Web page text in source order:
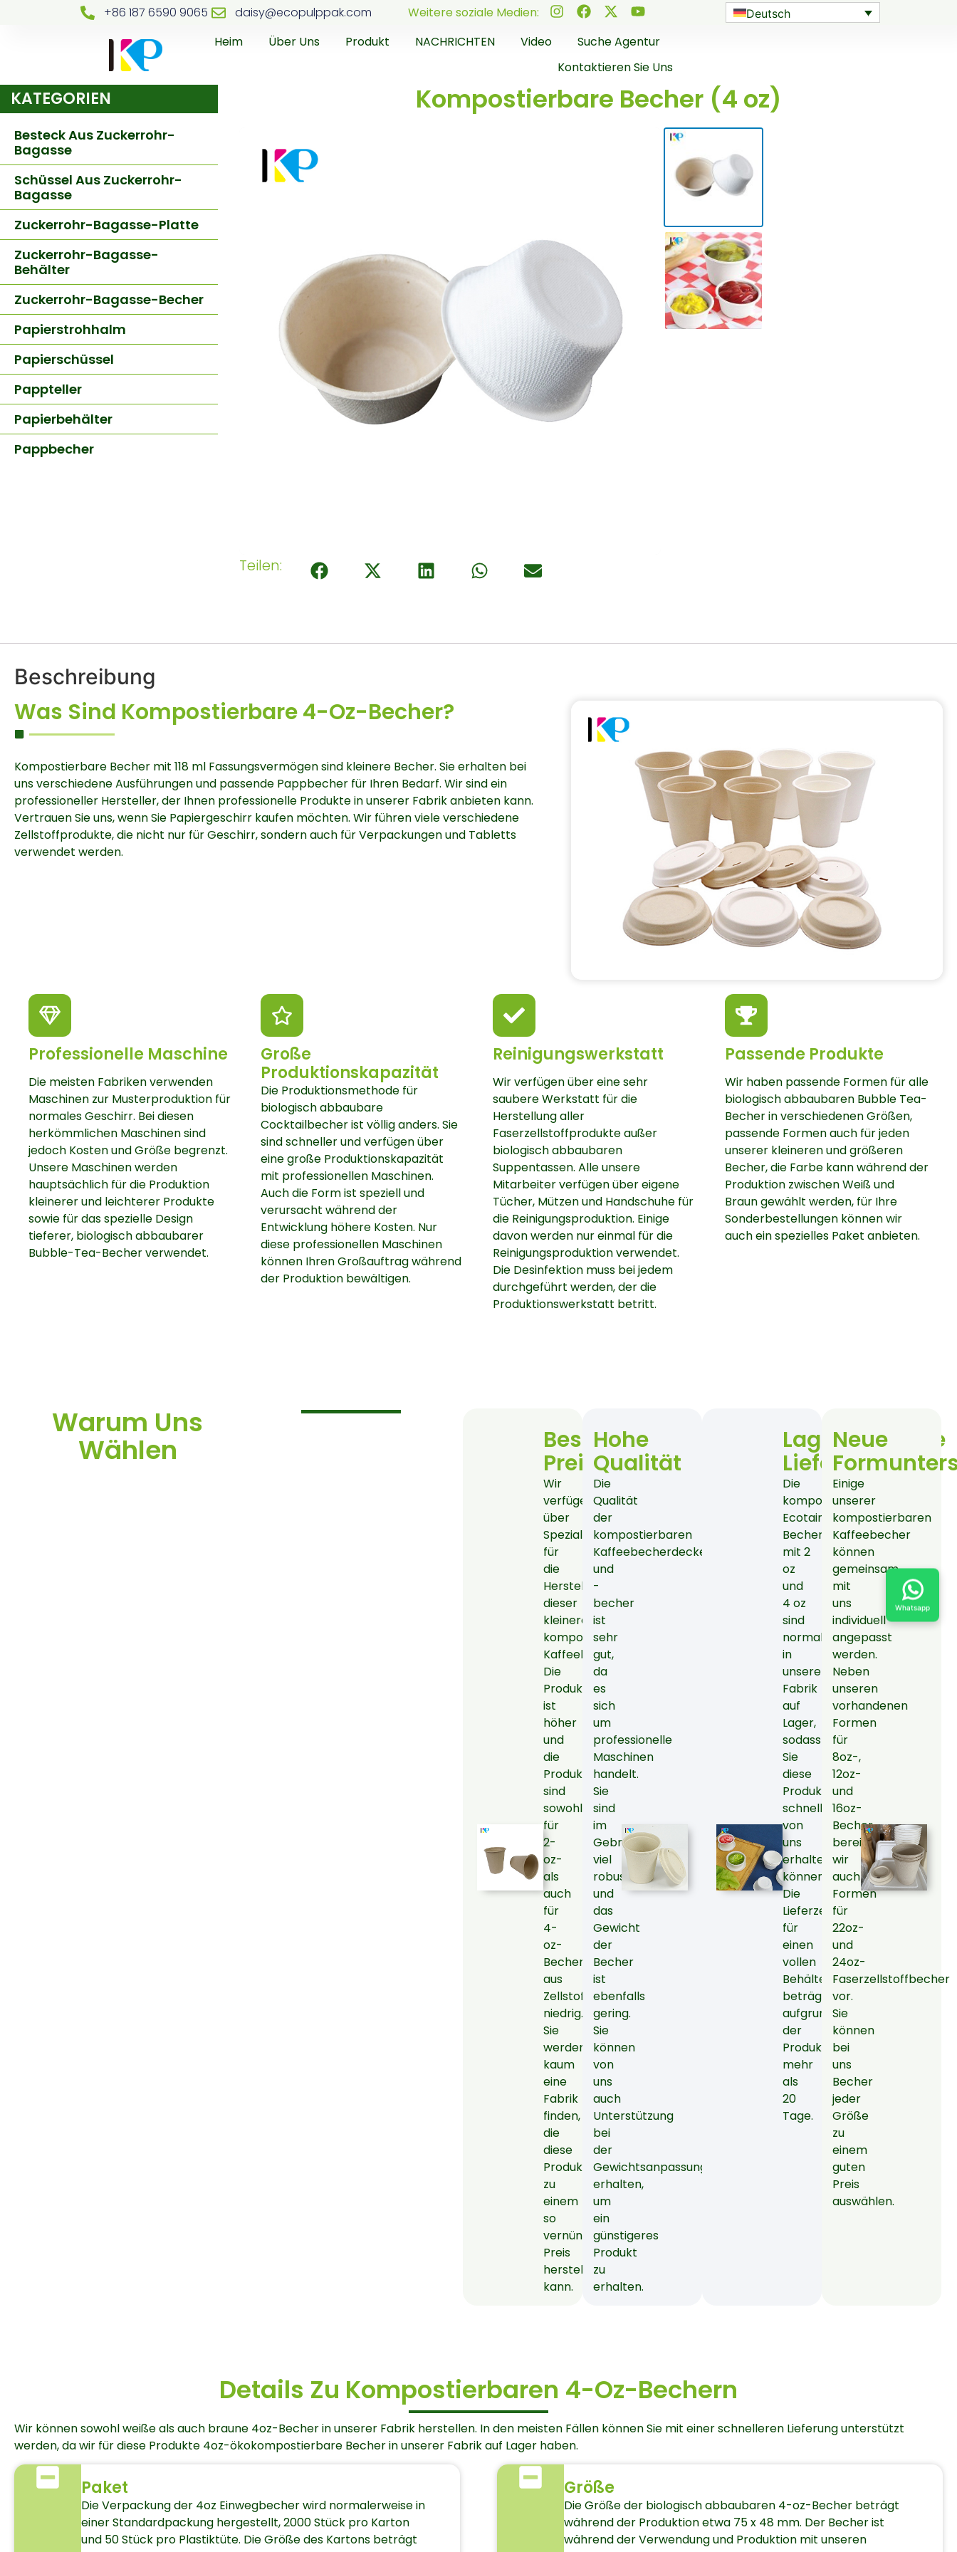
+86 187 6590 9065 daisy@ecopulppak.com Weitere soziale Medien: Deutsch
Heim Über Uns Produkt NACHRICHTEN Video
Suche Agentur
Kontaktieren Sie Uns
KATEGORIEN
Besteck Aus Zuckerrohr-
Bagasse
Schüssel Aus Zuckerrohr-
Bagasse
Zuckerrohr-Bagasse-Platte
Zuckerrohr-Bagasse-
Behälter
Zuckerrohr-Bagasse-Becher
Papierstrohhalm
Papierschüssel
Pappteller
Papierbehälter
Pappbecher
Kompostierbare Becher (4 oz)
Teilen:
Beschreibung
Was Sind Kompostierbare 4-Oz-Becher?
Kompostierbare Becher mit 118 ml Fassungsvermögen sind kleinere Becher. Sie erhalten bei
uns verschiedene Ausführungen und passende Pappbecher für Ihren Bedarf. Wir sind ein
professioneller Hersteller, der Ihnen professionelle Produkte in unserer Fabrik anbieten kann.
Vertrauen Sie uns, wenn Sie Papiergeschirr kaufen möchten. Wir führen viele verschiedene
Zellstoffprodukte, die nicht nur für Geschirr, sondern auch für Verpackungen und Tabletts
verwendet werden.
Professionelle Maschine
Die meisten Fabriken verwenden
Maschinen zur Musterproduktion für
normales Geschirr. Bei diesen
herkömmlichen Maschinen sind
jedoch Kosten und Größe begrenzt.
Unsere Maschinen werden
hauptsächlich für die Produktion
kleinerer und leichterer Produkte
sowie für das spezielle Design
tieferer, biologisch abbaubarer
Bubble-Tea-Becher verwendet.
Große
Produktionskapazität
Die Produktionsmethode für
biologisch abbaubare
Cocktailbecher ist völlig anders. Sie
sind schneller und verfügen über
eine große Produktionskapazität
mit professionellen Maschinen.
Auch die Form ist speziell und
verursacht während der
Entwicklung höhere Kosten. Nur
diese professionellen Maschinen
können Ihren Großauftrag während
der Produktion bewältigen.
Reinigungswerkstatt
Wir verfügen über eine sehr
saubere Werkstatt für die
Herstellung aller
Faserzellstoffprodukte außer
biologisch abbaubaren
Suppentassen. Alle unsere
Mitarbeiter verfügen über eigene
Tücher, Mützen und Handschuhe für
die Reinigungsproduktion. Einige
davon werden nur einmal für die
Reinigungsproduktion verwendet.
Die Desinfektion muss bei jedem
durchgeführt werden, der die
Produktionswerkstatt betritt.
Passende Produkte
Wir haben passende Formen für alle
biologisch abbaubaren Bubble Tea-
Becher in verschiedenen Größen,
passende Formen auch für jeden
unserer kleineren und größeren
Becher, die Farbe kann während der
Produktion zwischen Weiß und
Braun gewählt werden, für Ihre
Sonderbestellungen können wir
auch ein spezielles Paket anbieten.
Warum Uns
Wählen Besserer
Preis
Wir
verfügen
über
Spezialmaschinen
für
die
Herstellung
dieser
kleineren
kompostierbaren
Kaffeebecher.
Die
Produktionsgeschwindigkeit
ist
höher
und
die
Produktionskosten
sind
sowohl
für
2-
oz-
als
auch
für
4-
oz-
Becher
aus
Zellstoff
niedrig.
Sie
werden
kaum
eine
Fabrik
finden,
die
diese
Produktgröße
zu
einem
so
vernünftigen
Preis
herstellen
kann.
Hohe
Qualität
Die
Qualität
der
kompostierbaren
Kaffeebecherdeckel
und
-
becher
ist
sehr
gut,
da
es
sich
um
professionelle
Maschinen
handelt.
Sie
sind
im
Gebrauch
viel
robuster
und
das
Gewicht
der
Becher
ist
ebenfalls
gering.
Sie
können
von
uns
auch
Unterstützung
bei
der
Gewichtsanpassung
erhalten,
um
ein
günstigeres
Produkt
zu
erhalten.
Lagerbestände
Liefern
Die
kompostierbaren
Ecotainer-
Becher
mit 2
oz
und
4 oz
sind
normalerweise
in
unserer
Fabrik
auf
Lager,
sodass
Sie
diese
Produkte
schneller
von
uns
erhalten
können.
Die
Lieferzeit
für
einen
vollen
Behälter
beträgt
aufgrund
der
Produktion
mehr
als
20
Tage.
Neue
Einige
unserer
kompostierbaren
Kaffeebecher
können
gemeinsam
mit
uns
individuell
angepasst
werden.
Neben
unseren
vorhandenen
Formen
für
8oz-,
12oz-
und
16oz-
Becher
bereiten
wir
auch
Formen
für
22oz-
und
24oz-
Faserzellstoffbecher
vor.
Sie
können
bei
uns
Becher
jeder
Größe
zu
einem
guten
Preis
auswählen.
Details Zu Kompostierbaren 4-Oz-Bechern
Wir können sowohl weiße als auch braune 4oz-Becher in unserer Fabrik herstellen. In den meisten Fällen können Sie mit einer schnelleren Lieferung unterstützt
werden, da wir für diese Produkte 4oz-ökokompostierbare Becher in unserer Fabrik auf Lager haben.
Paket
Die Verpackung der 4oz Einwegbecher wird normalerweise in
einer Standardpackung hergestellt, 2000 Stück pro Karton
und 50 Stück pro Plastiktüte. Die Größe des Kartons beträgt
Größe
Die Größe der biologisch abbaubaren 4-oz-Becher beträgt
während der Produktion etwa 75 x 48 mm. Der Becher ist
während der Verwendung und Produktion mit unseren
Whatsapp